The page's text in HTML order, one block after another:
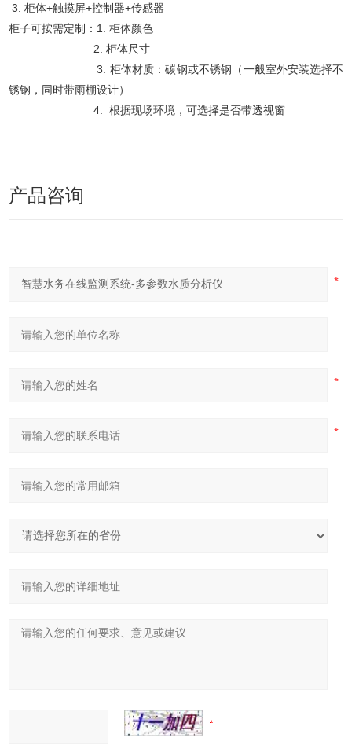
3. 柜体+触摸屏+控制器+传感器
柜子可按需定制：1. 柜体颜色
2. 柜体尺寸
3. 柜体材质：碳钢或不锈钢（一般室外安装选择不
锈钢，同时带雨棚设计）
4. 根据现场环境，可选择是否带透视窗
产品咨询